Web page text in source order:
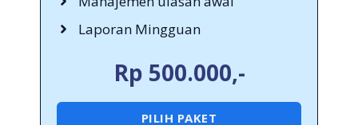
Laporan Mingguan
Rp 500.000,-
PILIH PAKET